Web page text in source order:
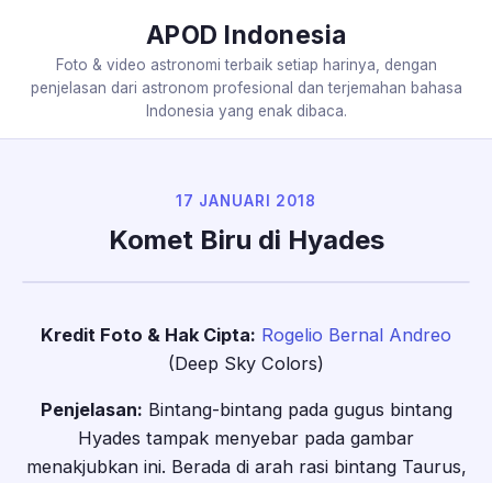
APOD Indonesia
Foto & video astronomi terbaik setiap harinya, dengan
penjelasan dari astronom profesional dan terjemahan bahasa
Indonesia yang enak dibaca.
17 JANUARI 2018
Komet Biru di Hyades
Kredit Foto & Hak Cipta: Rogelio Bernal Andreo
(Deep Sky Colors)
Penjelasan: Bintang-bintang pada gugus bintang
Hyades tampak menyebar pada gambar
menakjubkan ini. Berada di arah rasi bintang Taurus,